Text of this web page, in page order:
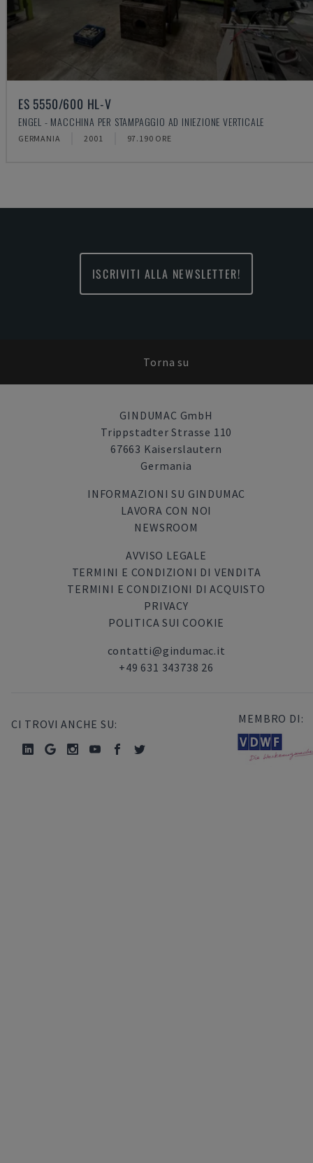
ES 5550/600 HL-V
ENGEL - MACCHINA PER STAMPAGGIO AD INIEZIONE VERTICALE
GERMANIA 2001 97.190 ORE
ISCRIVITI ALLA NEWSLETTER!
Torna su
GINDUMAC GmbH
Trippstadter Strasse 110
67663 Kaiserslautern
Germania
INFORMAZIONI SU GINDUMAC
LAVORA CON NOI
NEWSROOM
AVVISO LEGALE
TERMINI E CONDIZIONI DI VENDITA
TERMINI E CONDIZIONI DI ACQUISTO
PRIVACY
POLITICA SUI COOKIE
contatti@gindumac.it
+49 631 343738 26
CI TROVI ANCHE SU: MEMBRO DI: